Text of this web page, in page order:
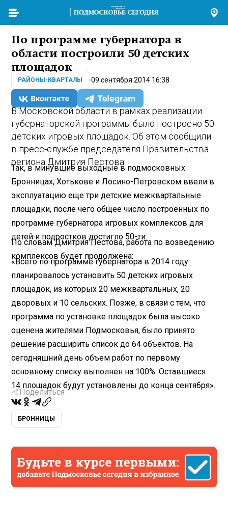
По программе губернатора в
области построили 50 детских
площадок
РАЙОНЫ-КВАРТАЛЫ 09 сентября 2014 16:38
В Московской области в рамках реализации
губернаторской программы было построено 50
детских игровых площадок. Об этом сообщили
в пресс-службе председателя Правительства
региона Дмитрия Пестова.
Так, в минувшие выходные в подмосковных
Бронницах, Хотькове и Лосино-Петровском ввели в
эксплуатацию еще три детские межквартальные
площадки, после чего общее число построенных по
программе губернатора игровых комплексов для
детей и подростков достигло 50-ти.
По словам Дмитрия Пестова, работа по возведению
комплексов будет продолжена:
«Всего по программе губернатора в 2014 году
планировалось установить 50 детских игровых
площадок, из которых 20 межквартальных, 20
дворовых и 10 сельских. Позже, в связи с тем, что
программа по установке площадок была высоко
оценена жителями Подмосковья, было принято
решение расширить список до 64 объектов. На
сегодняшний день объем работ по первому
основному списку выполнен на 100%. Оставшиеся
14 площадок будут установлены до конца сентября».
Поделиться
БРОННИЦЫ